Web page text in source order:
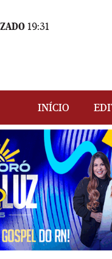
19:31
INÍCIO